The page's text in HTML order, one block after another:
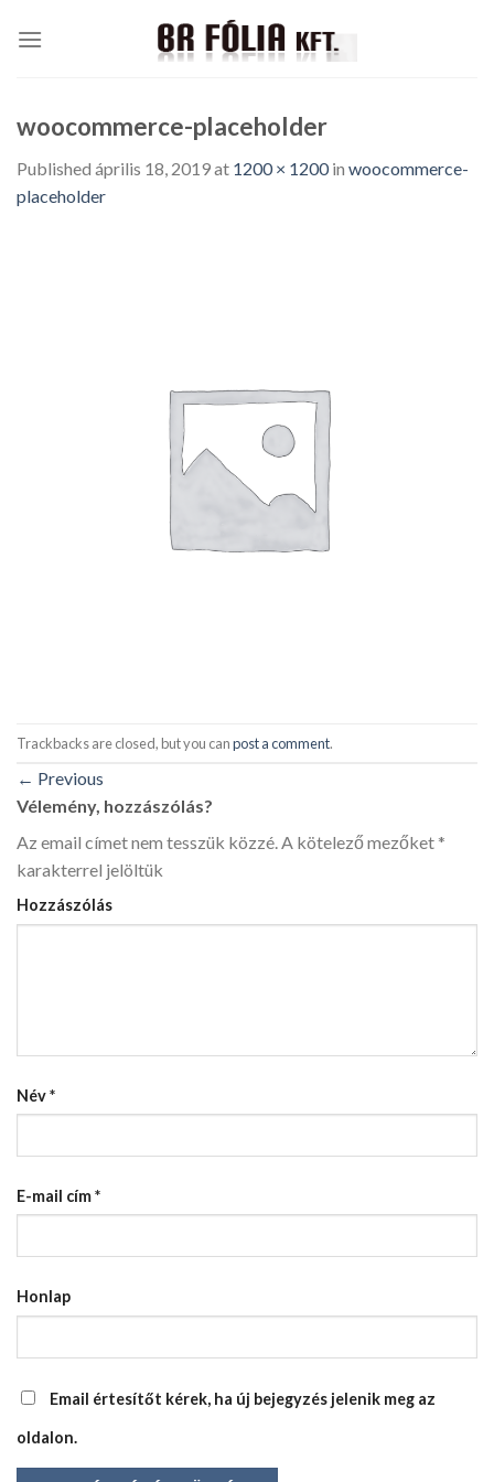
woocommerce-placeholder
Published április 18, 2019at 1200 × 1200in woocommerce-
placeholder
Trackbacks are closed, but you canpost a comment.
← Previous
Vélemény, hozzászólás?
Az email címet nem tesszük közzé.A kötelező mezőket *
karakterrel jelöltük
Hozzászólás
Név*
E-mail cím*
Honlap
Email értesítőt kérek, ha új bejegyzés jelenik meg az
oldalon.